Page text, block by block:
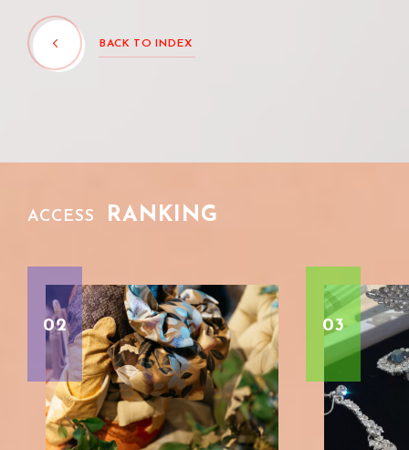
BACK TO INDEX
ACCESS RANKING
02 03